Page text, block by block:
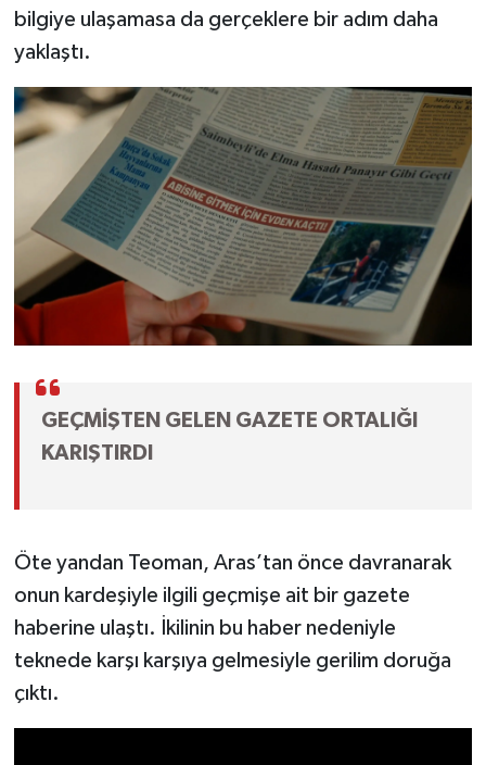
bilgiye ulaşamasa da gerçeklere bir adım daha
yaklaştı.
GEÇMİŞTEN GELEN GAZETE ORTALIĞI
KARIŞTIRDI
Öte yandan Teoman, Aras’tan önce davranarak
onun kardeşiyle ilgili geçmişe ait bir gazete
haberine ulaştı. İkilinin bu haber nedeniyle
teknede karşı karşıya gelmesiyle gerilim doruğa
çıktı.